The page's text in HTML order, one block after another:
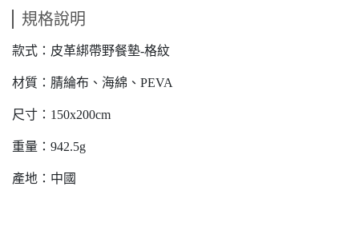
規格說明
款式：皮革綁帶野餐墊-格紋
材質：腈綸布、海綿、PEVA
尺寸：150x200cm
重量：942.5g
產地：中國